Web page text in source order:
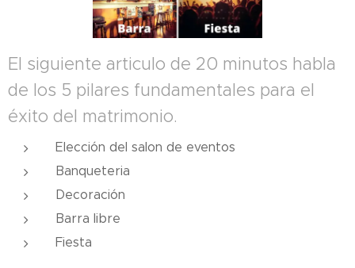
El siguiente articulo de 20 minutos habla
de los 5 pilares fundamentales para el
éxito del matrimonio.
Elección del salon de eventos
Banqueteria
Decoración
Barra libre
Fiesta